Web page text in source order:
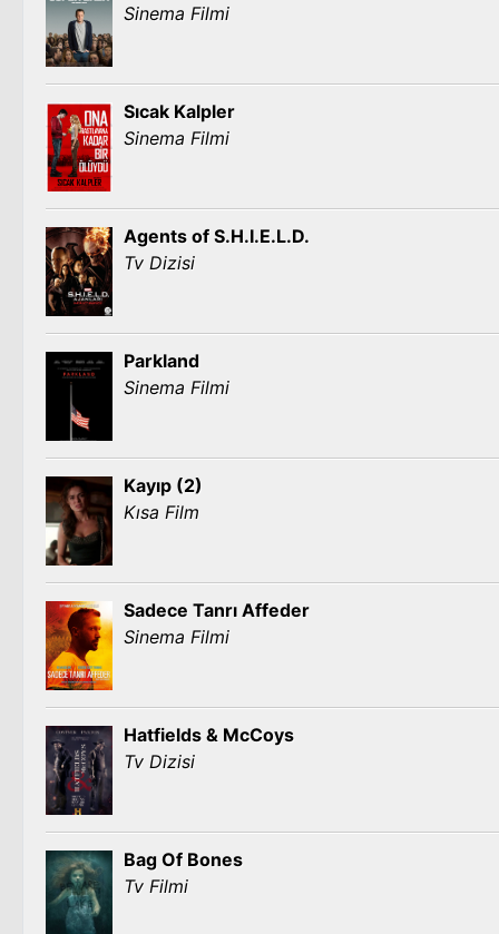
Sinema Filmi
Sıcak Kalpler
Sinema Filmi
Agents of S.H.I.E.L.D.
Tv Dizisi
Parkland
Sinema Filmi
Kayıp (2)
Kısa Film
Sadece Tanrı Affeder
Sinema Filmi
Hatfields & McCoys
Tv Dizisi
Bag Of Bones
Tv Filmi